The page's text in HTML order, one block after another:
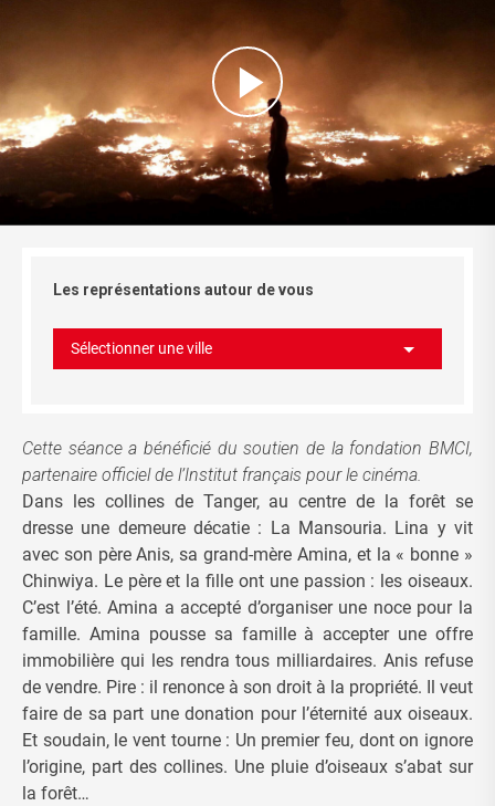
Les représentations autour de vous
Sélectionner une ville
Cette séance a bénéficié du soutien de la fondation BMCI,
partenaire officiel de l’Institut français pour le cinéma.
Dans les collines de Tanger, au centre de la forêt se
dresse une demeure décatie : La Mansouria. Lina y vit
avec son père Anis, sa grand-mère Amina, et la « bonne »
Chinwiya. Le père et la fille ont une passion : les oiseaux.
C’est l’été. Amina a accepté d’organiser une noce pour la
famille. Amina pousse sa famille à accepter une offre
immobilière qui les rendra tous milliardaires. Anis refuse
de vendre. Pire : il renonce à son droit à la propriété. Il veut
faire de sa part une donation pour l’éternité aux oiseaux.
Et soudain, le vent tourne : Un premier feu, dont on ignore
l’origine, part des collines. Une pluie d’oiseaux s’abat sur
la forêt…